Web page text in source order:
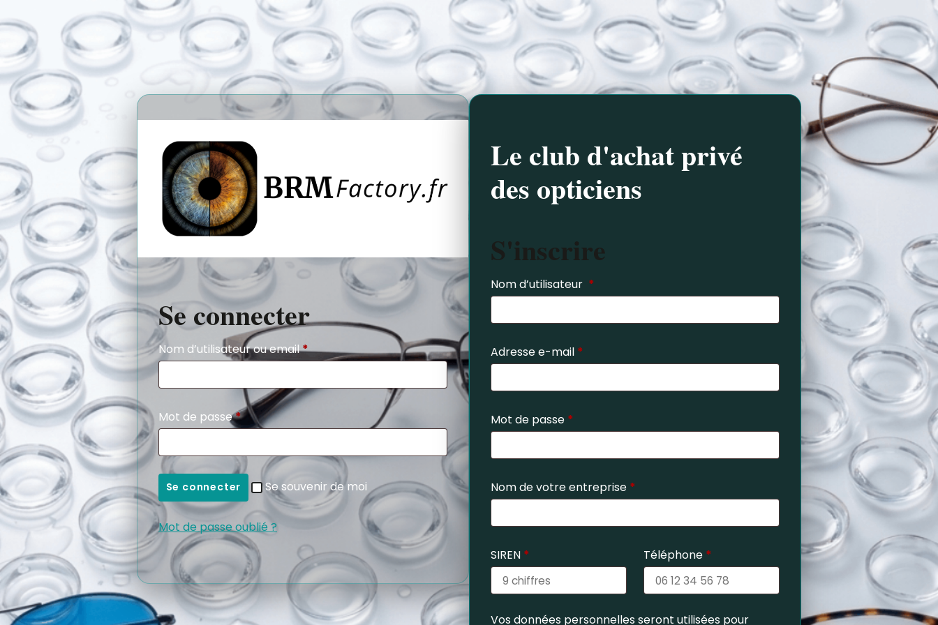
Se connecter
Nom d’utilisateur ou email*
Mot de passe*
Se connecter Se souvenir de moi
Mot de passe oublié ?
Le club d'achat privé
des opticiens
S'inscrire
Nom d’utilisateur *
Adresse e-mail *
Mot de passe *
Nom de votre entreprise *
SIREN * Téléphone *
Vos données personnelles seront utilisées pour